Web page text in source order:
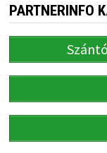
PARTNERINFO